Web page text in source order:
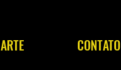
ARTE CONTATO